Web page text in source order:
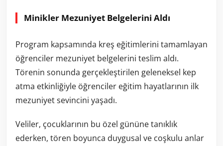
Minikler Mezuniyet Belgelerini Aldı
Program kapsamında kreş eğitimlerini tamamlayan
öğrenciler mezuniyet belgelerini teslim aldı.
Törenin sonunda gerçekleştirilen geleneksel kep
atma etkinliğiyle öğrenciler eğitim hayatlarının ilk
mezuniyet sevincini yaşadı.
Veliler, çocuklarının bu özel gününe tanıklık
ederken, tören boyunca duygusal ve coşkulu anlar